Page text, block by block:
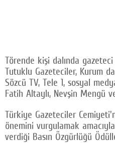
Törende kişi dalında
Tutuklu Gazeteciler, Kurum
Sözcü TV, Tele 1, sosyal
Fatih Altaylı, Nevşin Mengü
Türkiye Gazeteciler
önemini vurgulamak
verdiği Basın Özgürlüğü